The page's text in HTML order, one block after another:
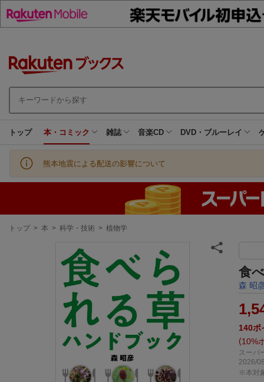
トップ 本・コミック 雑誌 音楽CD DVD・ブルーレイ
熊本地震による配送の影響について
現
トップ > 本 > 科学・技術 > 植物学
食
森 昭
140ポ
10%
スーパ
2026/
※本対